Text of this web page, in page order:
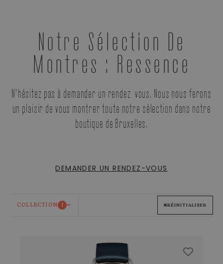
Notre Sélection De
Montres : Ressence
N'hésitez pas à demander un rendez-vous. Nous nous ferons
un plaisir de vous montrer toute notre sélection dans notre
boutique de Bruxelles.
DEMANDER UN RENDEZ-VOUS
COLLECTION 1 RÉINITIALISER